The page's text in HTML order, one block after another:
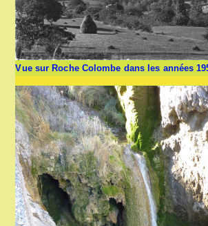
Vue sur Roche Colombe dans les années